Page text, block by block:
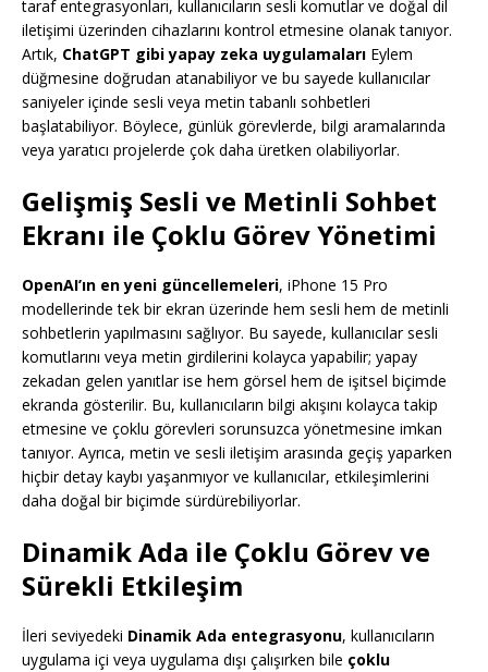
taraf entegrasyonları, kullanıcıların sesli komutlar ve doğal dil
iletişimi üzerinden cihazlarını kontrol etmesine olanak tanıyor.
Artık, ChatGPT gibi yapay zeka uygulamaları Eylem
düğmesine doğrudan atanabiliyor ve bu sayede kullanıcılar
saniyeler içinde sesli veya metin tabanlı sohbetleri
başlatabiliyor. Böylece, günlük görevlerde, bilgi aramalarında
veya yaratıcı projelerde çok daha üretken olabiliyorlar.
Gelişmiş Sesli ve Metinli Sohbet
Ekranı ile Çoklu Görev Yönetimi
OpenAI’ın en yeni güncellemeleri, iPhone 15 Pro
modellerinde tek bir ekran üzerinde hem sesli hem de metinli
sohbetlerin yapılmasını sağlıyor. Bu sayede, kullanıcılar sesli
komutlarını veya metin girdilerini kolayca yapabilir; yapay
zekadan gelen yanıtlar ise hem görsel hem de işitsel biçimde
ekranda gösterilir. Bu, kullanıcıların bilgi akışını kolayca takip
etmesine ve çoklu görevleri sorunsuzca yönetmesine imkan
tanıyor. Ayrıca, metin ve sesli iletişim arasında geçiş yaparken
hiçbir detay kaybı yaşanmıyor ve kullanıcılar, etkileşimlerini
daha doğal bir biçimde sürdürebiliyorlar.
Dinamik Ada ile Çoklu Görev ve
Sürekli Etkileşim
İleri seviyedeki Dinamik Ada entegrasyonu, kullanıcıların
uygulama içi veya uygulama dışı çalışırken bile çoklu